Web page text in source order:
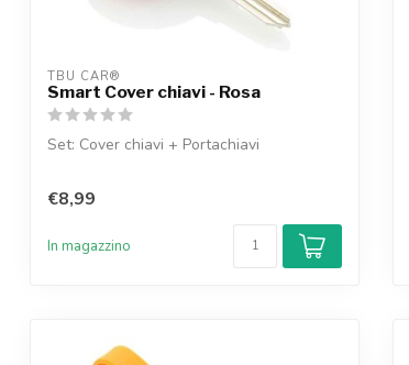
TBU CAR®
Smart Cover chiavi - Rosa
Set: Cover chiavi + Portachiavi
€8,99
In magazzino